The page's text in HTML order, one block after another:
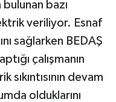
bulunan bazı
veriliyor. Esnaf
sağlarken BEDAŞ
çalışmanın
devam
olduklarını